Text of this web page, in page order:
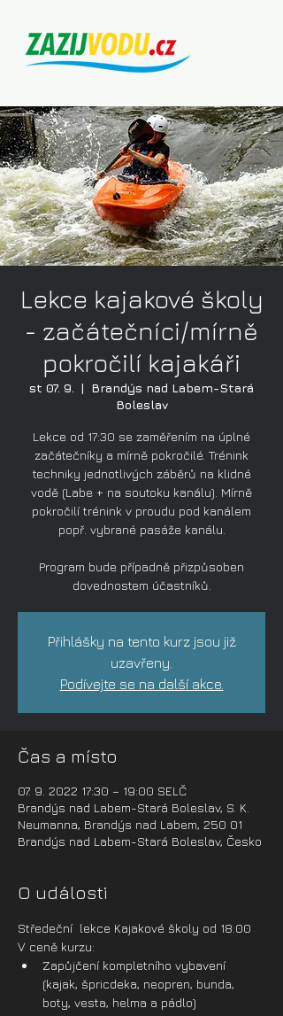
Lekce kajakové školy
- začátečníci/mírně
pokročilí kajakáři
st 07. 9.
  |
Brandýs nad Labem-Stará
Boleslav
Lekce od 17:30 se zaměřením na úplné
začátečníky a mírně pokročilé. Trénink
techniky jednotlivých záběrů na klidné
vodě (Labe + na soutoku kanálu). Mírně
pokročilí trénink v proudu pod kanálem
popř. vybrané pasáže kanálu.
Program bude případně přizpůsoben
dovednostem účastníků.
Přihlášky na tento kurz jsou již
uzavřeny.
Podívejte se na další akce.
Čas a místo
07. 9. 2022 17:30 – 19:00 SELČ
Brandýs nad Labem-Stará Boleslav, S. K.
Neumanna, Brandýs nad Labem, 250 01
Brandýs nad Labem-Stará Boleslav, Česko
O události
Středeční  lekce Kajakové školy od 18:00
V ceně kurzu:
Zapůjčení kompletního vybavení
(kajak, špricdeka, neopren, bunda,
boty, vesta, helma a pádlo)